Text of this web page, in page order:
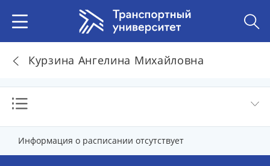
Курзина Ангелина Михайловна
Информация о расписании отсутствует